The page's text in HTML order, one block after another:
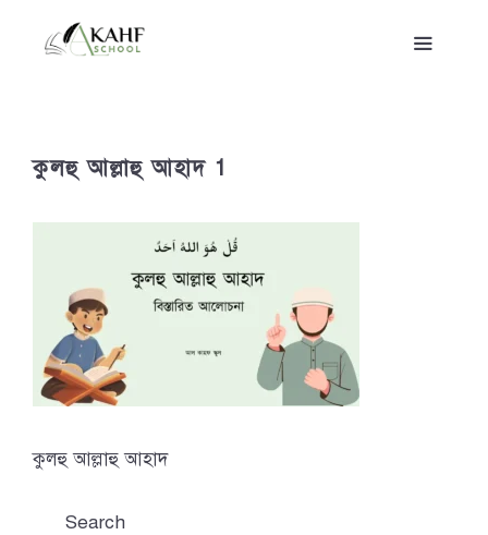
কুলহু আল্লাহু আহাদ 1
কুলহু আল্লাহু আহাদ
Search